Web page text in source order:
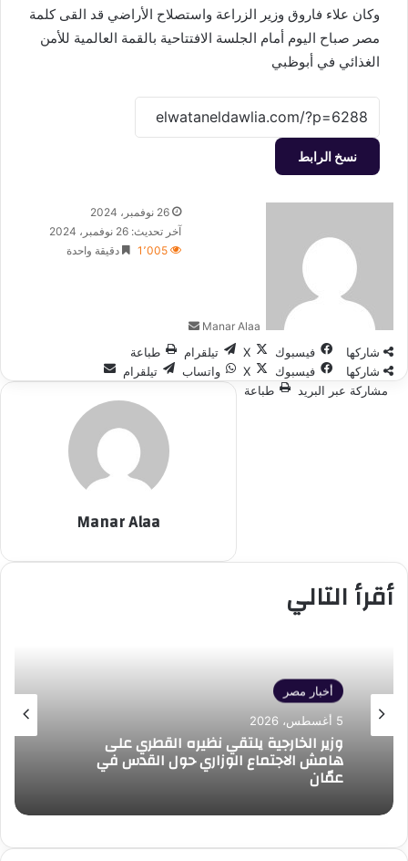
وكان علاء فاروق وزير الزراعة واستصلاح الأراضي قد القى كلمة
مصر صباح اليوم أمام الجلسة الافتتاحية بالقمة العالمية للأمن
الغذائي في أبوظبي
نسخ الرابط
Manar Alaa
أرسل
بريدا
إلكترونيا
26 نوفمبر، 2024
آخر تحديث: 26 نوفمبر، 2024
1٬005
دقيقة واحدة
شاركها فيسبوك ‫X تيلقرام
طباعة
شاركها
فيسبوك ‫X واتساب
تيلقرام
مشاركة عبر البريد
طباعة
Manar Alaa
أقرأ التالي
أخبار مصر
5 أغسطس، 2026
وزير الخارجية يلتقي نظيره القطري على
هامش الاجتماع الوزاري حول القدس في
عمّان